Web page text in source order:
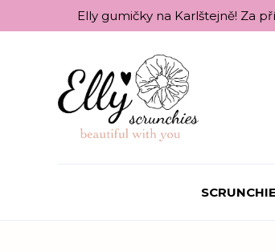
Elly gumičky na Karlštejně! Za